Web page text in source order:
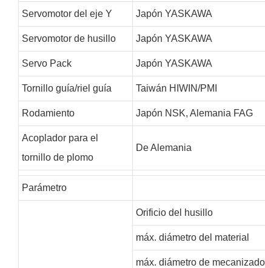
Servomotor del eje Y Japón YASKAWA
Servomotor de husillo Japón YASKAWA
Servo Pack Japón YASKAWA
Tornillo guía/riel guía Taiwán HIWIN/PMI
Rodamiento Japón NSK, Alemania FAG
Acoplador para el
tornillo de plomo
De Alemania
Parámetro
Orificio del husillo
máx. diámetro del material
máx. diámetro de mecanizado